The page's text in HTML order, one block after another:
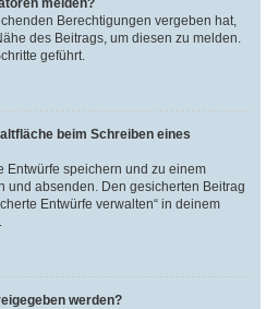
melden?
Berechtigungen vergeben hat,
des Beitrags, um diesen zu melden.
geführt.
beim Schreiben eines
Entwürfe speichern und zu einem
und absenden. Den gesicherten Beitrag
Entwürfe verwalten“ in deinem
werden?